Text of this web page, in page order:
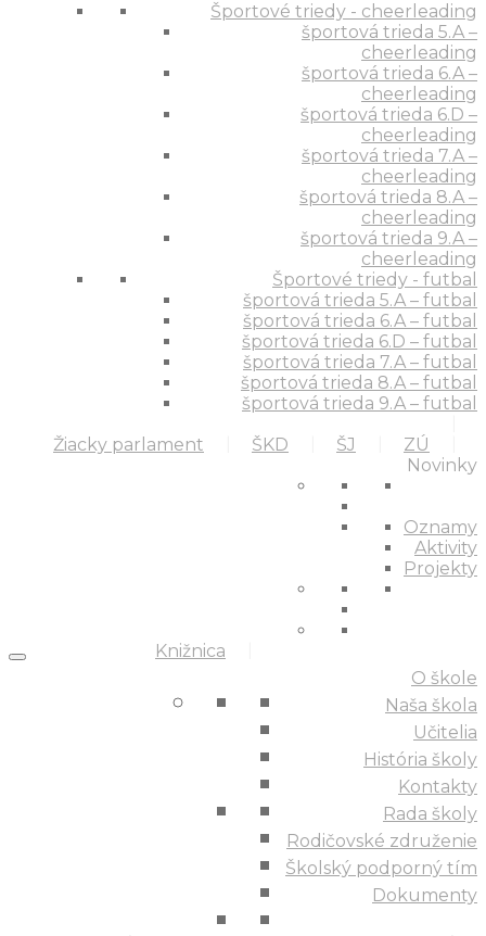
Športové triedy - cheerleading
športová trieda 5.A –
cheerleading
športová trieda 6.A –
cheerleading
športová trieda 6.D –
cheerleading
športová trieda 7.A –
cheerleading
športová trieda 8.A –
cheerleading
športová trieda 9.A –
cheerleading
Športové triedy - futbal
športová trieda 5.A – futbal
športová trieda 6.A – futbal
športová trieda 6.D – futbal
športová trieda 7.A – futbal
športová trieda 8.A – futbal
športová trieda 9.A – futbal
Žiacky parlament
ŠKD ŠJ ZÚ
Knižnica
Novinky
Oznamy
Aktivity
Projekty
O škole
Naša škola
Učitelia
História školy
Kontakty
Rada školy
Rodičovské združenie
Školský podporný tím
Dokumenty